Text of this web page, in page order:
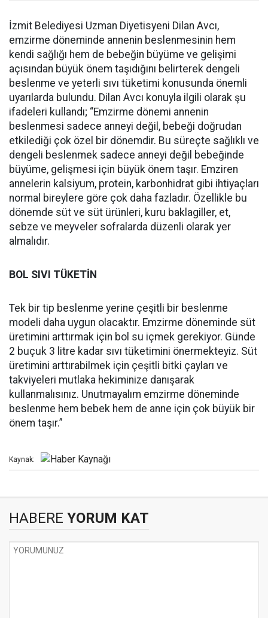
İzmit Belediyesi Uzman Diyetisyeni Dilan Avcı,
emzirme döneminde annenin beslenmesinin hem
kendi sağlığı hem de bebeğin büyüme ve gelişimi
açısından büyük önem taşıdığını belirterek dengeli
beslenme ve yeterli sıvı tüketimi konusunda önemli
uyarılarda bulundu. Dilan Avcı konuyla ilgili olarak şu
ifadeleri kullandı; “Emzirme dönemi annenin
beslenmesi sadece anneyi değil, bebeği doğrudan
etkilediği çok özel bir dönemdir. Bu süreçte sağlıklı ve
dengeli beslenmek sadece anneyi değil bebeğinde
büyüme, gelişmesi için büyük önem taşır. Emziren
annelerin kalsiyum, protein, karbonhidrat gibi ihtiyaçları
normal bireylere göre çok daha fazladır. Özellikle bu
dönemde süt ve süt ürünleri, kuru baklagiller, et,
sebze ve meyveler sofralarda düzenli olarak yer
almalıdır.
BOL SIVI TÜKETİN
Tek bir tip beslenme yerine çeşitli bir beslenme
modeli daha uygun olacaktır. Emzirme döneminde süt
üretimini arttırmak için bol su içmek gerekiyor. Günde
2 buçuk 3 litre kadar sıvı tüketimini önermekteyiz. Süt
üretimini arttırabilmek için çeşitli bitki çayları ve
takviyeleri mutlaka hekiminize danışarak
kullanmalısınız. Unutmayalım emzirme döneminde
beslenme hem bebek hem de anne için çok büyük bir
önem taşır.”
Kaynak:
HABERE YORUM KAT